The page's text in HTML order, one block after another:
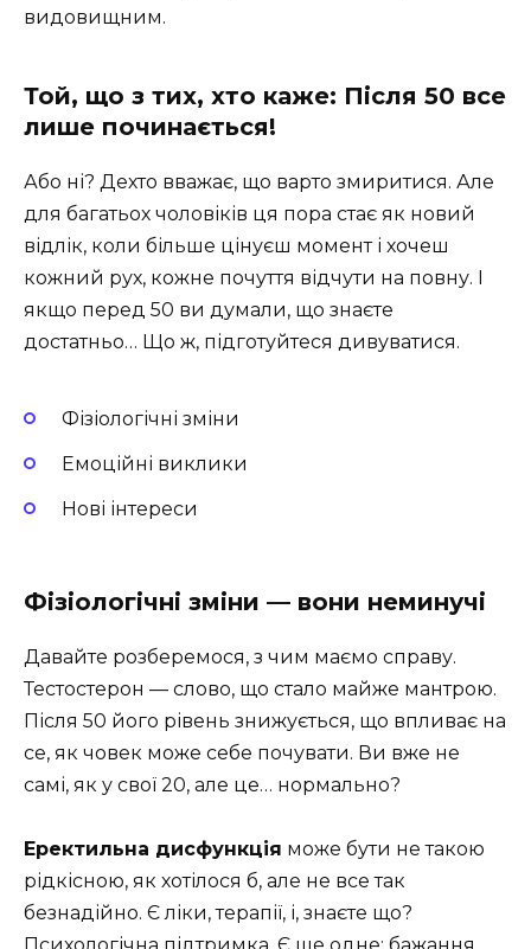
видовищним.
Той, що з тих, хто каже: Після 50 все
лише починається!
Або ні? Дехто вважає, що варто змиритися. Але
для багатьох чоловіків ця пора стає як новий
відлік, коли більше цінуєш момент і хочеш
кожний рух, кожне почуття відчути на повну. І
якщо перед 50 ви думали, що знаєте
достатньо… Що ж, підготуйтеся дивуватися.
Фізіологічні зміни
Емоційні виклики
Нові інтереси
Фізіологічні зміни — вони неминучі
Давайте розберемося, з чим маємо справу.
Тестостерон — слово, що стало майже мантрою.
Після 50 його рівень знижується, що впливає на
се, як човек може себе почувати. Ви вже не
самі, як у свої 20, але це… нормально?
Еректильна дисфункція може бути не такою
рідкісною, як хотілося б, але не все так
безнадійно. Є ліки, терапії, і, знаєте що?